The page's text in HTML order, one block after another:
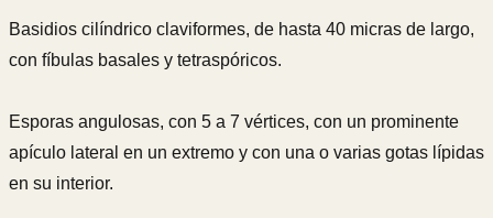
Basidios cilíndrico claviformes, de hasta 40 micras de largo,
con fíbulas basales y tetraspóricos.
Esporas angulosas, con 5 a 7 vértices, con un prominente
apículo lateral en un extremo y con una o varias gotas lípidas
en su interior.